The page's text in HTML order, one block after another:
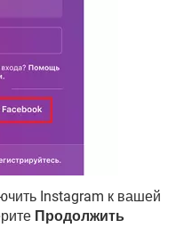
Instagram к вашей
Продолжить